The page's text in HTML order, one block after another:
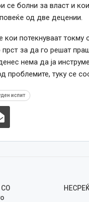
се болни за власт и
од две децении.
кои потекнуваат
за да го решат
нема да ја
проблемите, туку се
испит